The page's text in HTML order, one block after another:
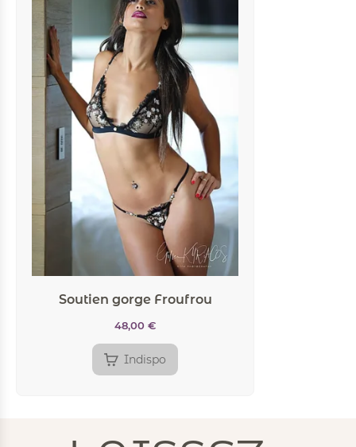
Soutien gorge Froufrou
48,00 €
Indispo